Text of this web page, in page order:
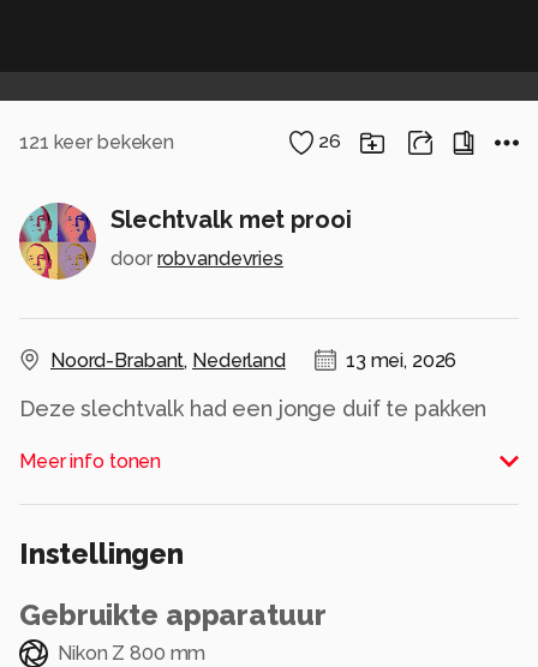
121 keer bekeken 26
Slechtvalk met prooi
door robvandevries
Noord-Brabant, Nederland 13 mei, 2026
Deze slechtvalk had een jonge duif te pakken
Meer info tonen
Instellingen
Gebruikte apparatuur
Nikon Z 800 mm